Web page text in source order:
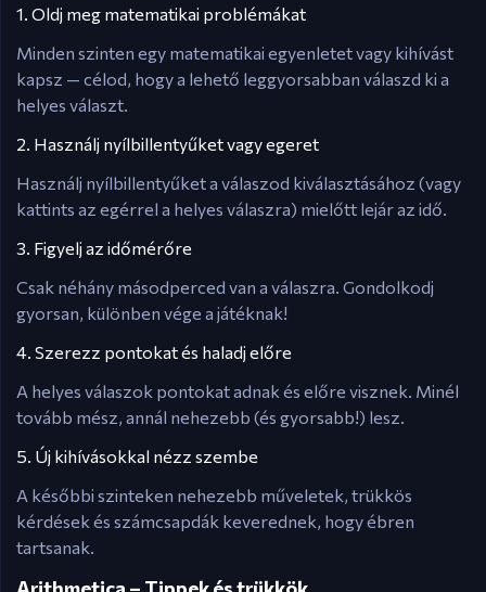
1. Oldj meg matematikai problémákat
Minden szinten egy matematikai egyenletet vagy kihívást
kapsz — célod, hogy a lehető leggyorsabban válaszd ki a
helyes választ.
2. Használj nyílbillentyűket vagy egeret
Használj nyílbillentyűket a válaszod kiválasztásához (vagy
kattints az egérrel a helyes válaszra) mielőtt lejár az idő.
3. Figyelj az időmérőre
Csak néhány másodperced van a válaszra. Gondolkodj
gyorsan, különben vége a játéknak!
4. Szerezz pontokat és haladj előre
A helyes válaszok pontokat adnak és előre visznek. Minél
tovább mész, annál nehezebb (és gyorsabb!) lesz.
5. Új kihívásokkal nézz szembe
A későbbi szinteken nehezebb műveletek, trükkös
kérdések és számcsapdák keverednek, hogy ébren
tartsanak.